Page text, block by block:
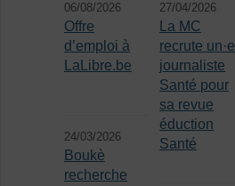
06/08/2026
Offre
d’emploi à
LaLibre.be
27/04/2026
La MC
recrute un·e
journaliste
Santé pour
sa revue
éduction
Santé
24/03/2026
Boukè
recherche